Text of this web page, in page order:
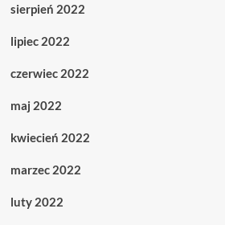
sierpień 2022
lipiec 2022
czerwiec 2022
maj 2022
kwiecień 2022
marzec 2022
luty 2022